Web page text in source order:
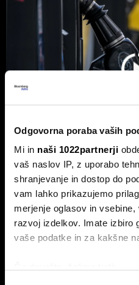
Odgovorna poraba vaših
Mi in naši 1022partnerji
vaš naslov IP, z uporabo
shranjevanje in dostop do
vam lahko prikazujemo
merjenje oglasov in
razvoj izdelkov. Imate izbiro
vaše podatke in za kakšne
Od kod prihaja
bo cena še naprej
Od začetka leta se je sod
več kot 30 odstotkov. A
ne kupujejo surove nafte,